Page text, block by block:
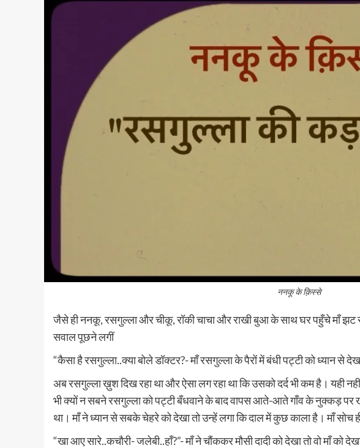
ननकू के क़िस्से
जैसे ही ननकू, रसगुल्ला और चीकू, रॉकी चाचा और राखी बुआ के साथ घर पहुँचे माँ झट
सवाल पूछने लगीं
“कैसा है रसगुल्ला..क्या बोले डॉक्टर?- माँ रसगुल्ला के पैरों में बंधी पट्टी को ध्यान से
अब रसगुल्ला ख़ुश दिख रहा था और ऐसा लग रहा था कि उसको दर्द भी कम है। यही
भी क्यों न सबने रसगुल्ला को पट्टी बँधवाने के बाद वापस आते-आते गाँव के नुक्कड़ पर
था। माँ ने ध्यान से सबके चेहरे को देखा तो उन्हें लगा कि दाल में कुछ काला है। माँ सोच ही
“खा आए सारे..कचौरी- जलेबी..हाँ?”- माँ ने चौंककर मौसी दादी को देखा तो वो माँ